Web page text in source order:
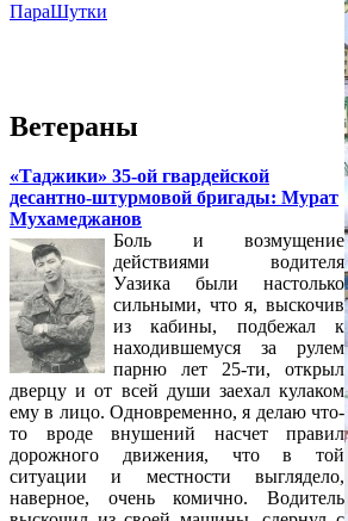
ПараШутки
Ветераны
«Таджики» 35-ой гвардейской
десантно-штурмовой бригады: Мурат
Мухамеджанов
Боль и возмущение
действиями водителя
Уазика были настолько
сильными, что я, выскочив
из кабины, подбежал к
находившемуся за рулем
парню лет 25-ти, открыл
дверцу и от всей души заехал кулаком
ему в лицо. Одновременно, я делаю что-
то вроде внушений насчет правил
дорожного движения, что в той
ситуации и местности выглядело,
наверное, очень комично. Водитель